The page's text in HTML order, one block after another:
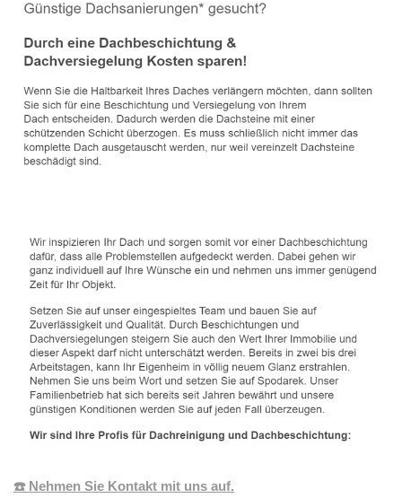
☎️ Nehmen Sie Kontakt mit uns auf.